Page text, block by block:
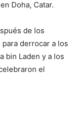
Doha, Catar.
de los
derrocar a los
bin Laden y a los
el